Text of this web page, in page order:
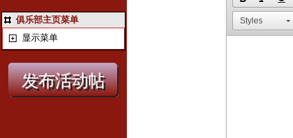
俱乐部主页菜单
显示菜单
Styles